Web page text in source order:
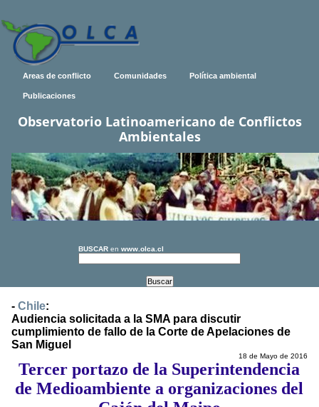
Areas de conflicto Comunidades Política ambiental
Publicaciones
Observatorio Latinoamericano de Conflictos
Ambientales
BUSCAR en www.olca.cl
- Chile:
Audiencia solicitada a la SMA para discutir
cumplimiento de fallo de la Corte de Apelaciones de
San Miguel
18 de Mayo de 2016
Tercer portazo de la Superintendencia
de Medioambiente a organizaciones del